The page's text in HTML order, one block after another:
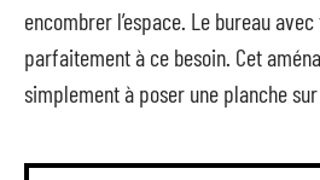
encombrer l’espace. Le bureau
parfaitement à ce besoin. Cet
simplement à poser une planche